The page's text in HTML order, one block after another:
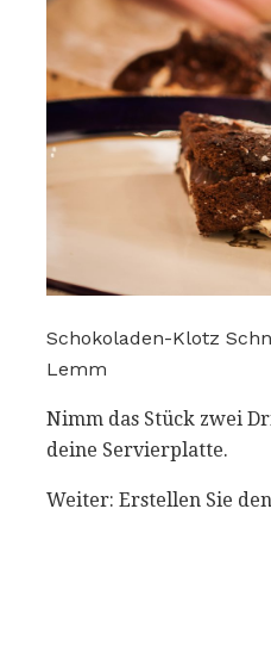
Schokoladen-Klotz
Lemm
Nimm das Stück zwei
deine Servierplatte.
Weiter: Erstellen Sie